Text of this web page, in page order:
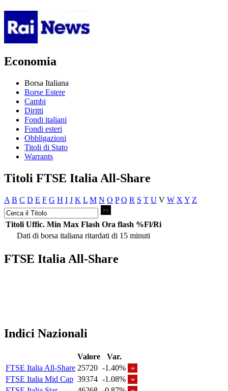
Economia
Borsa Italiana
Borse Estere
Cambi
Diritti
Fondi italiani
Fondi esteri
Obbligazioni
Titoli di Stato
Warrants
Titoli FTSE Italia All-Share
A B C D E F G H I J K L M N O P Q R S T U V W X Y Z
Titoli Uffic. Min Max Flash Ora flash %Fl/Ri
Dati di borsa italiana ritardati di 15 minuti
FTSE Italia All-Share
Indici Nazionali
Valore
Var.
FTSE Italia All-Share 25720 -1.40%
FTSE Italia Mid Cap 39374 -1.08%